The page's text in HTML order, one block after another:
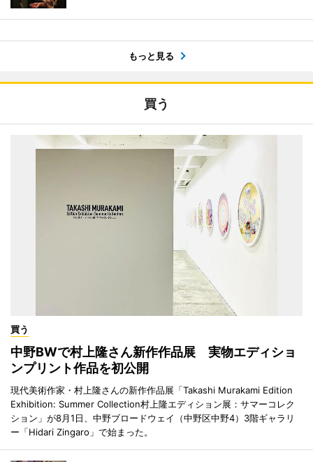
もっと見る
買う
買う
中野BWで村上隆さん新作作品展 実物エディショ
ンプリント作品を初公開
現代美術作家・村上隆さんの新作作品展「Takashi Murakami Edition
Exhibition: Summer Collection村上隆エディション展：サマーコレク
ション」が8月1日、中野ブロードウェイ（中野区中野4）3階ギャラリ
ー「Hidari Zingaro」で始まった。